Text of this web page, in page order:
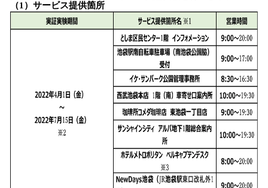
（1）サービス提供箇所